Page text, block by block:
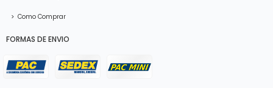
> Como Comprar
FORMAS DE ENVIO